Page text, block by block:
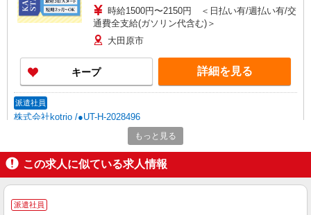
時給1500円〜2150円 ＜日払い有/週払い有/交
通費全支給(ガソリン代含む)＞
大田原市
キープ 詳細を見る
派遣社員
株式会社kotrio /●UT-H-2028496
≪大田原市≫日勤のみ＆残業ナシ！お迎えに間
に合うデイサービス
時給1500円〜2125円 ＜日払い有/週払い有/交
通費全支給(ガソリン代含む)＞
もっと見る
この求人に似ている求人情報
派遣社員